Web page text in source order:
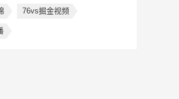
76vs掘金视频